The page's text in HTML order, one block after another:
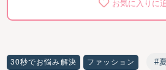
お気に入りに
30秒でお悩み解決 ファッション 夏